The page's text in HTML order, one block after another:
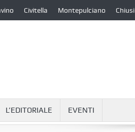
Civitella Montepulciano Chiusi
L’EDITORIALE EVENTI